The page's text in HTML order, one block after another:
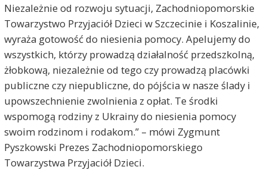
Niezależnie od rozwoju sytuacji, Zachodniopomorskie
Towarzystwo Przyjaciół Dzieci w Szczecinie i Koszalinie,
wyraża gotowość do niesienia pomocy. Apelujemy do
wszystkich, którzy prowadzą działalność przedszkolną,
żłobkową, niezależnie od tego czy prowadzą placówki
publiczne czy niepubliczne, do pójścia w nasze ślady i
upowszechnienie zwolnienia z opłat. Te środki
wspomogą rodziny z Ukrainy do niesienia pomocy
swoim rodzinom i rodakom.” – mówi Zygmunt
Pyszkowski Prezes Zachodniopomorskiego
Towarzystwa Przyjaciół Dzieci.